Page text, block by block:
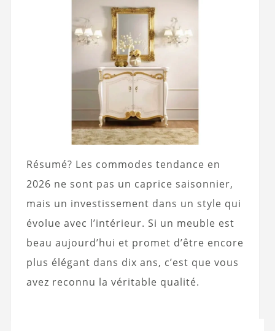
Résumé? Les commodes tendance en
2026 ne sont pas un caprice saisonnier,
mais un investissement dans un style qui
évolue avec l’intérieur. Si un meuble est
beau aujourd’hui et promet d’être encore
plus élégant dans dix ans, c’est que vous
avez reconnu la véritable qualité.